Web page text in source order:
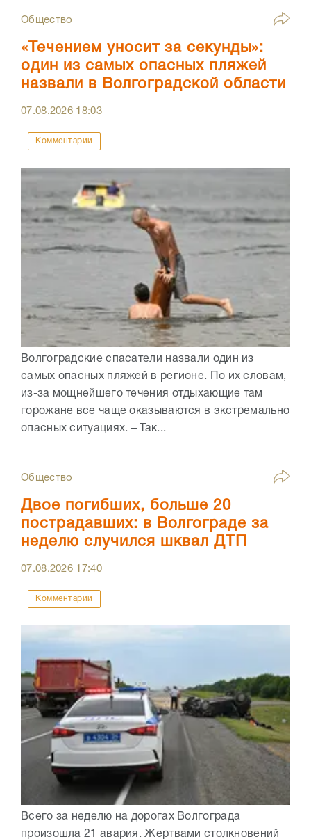
Общество
«Течением уносит за секунды»:
один из самых опасных пляжей
назвали в Волгоградской области
07.08.2026 18:03
Комментарии
Волгоградские спасатели назвали один из
самых опасных пляжей в регионе. По их словам,
из-за мощнейшего течения отдыхающие там
горожане все чаще оказываются в экстремально
опасных ситуациях. – Так...
Общество
Двое погибших, больше 20
пострадавших: в Волгограде за
неделю случился шквал ДТП
07.08.2026 17:40
Комментарии
Всего за неделю на дорогах Волгограда
произошла 21 авария. Жертвами столкновений